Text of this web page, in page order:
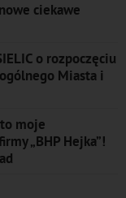
ciekawe
o rozpoczęciu
Miasta i
moje
„BHP Hejka”!